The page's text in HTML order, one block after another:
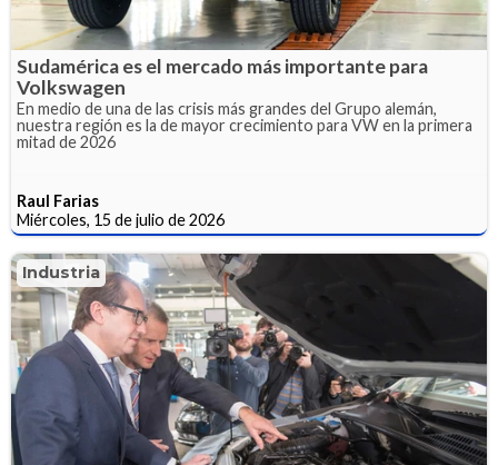
Sudamérica es el mercado más importante para
Volkswagen
En medio de una de las crisis más grandes del Grupo alemán,
nuestra región es la de mayor crecimiento para VW en la primera
mitad de 2026
Raul Farias
Miércoles, 15 de julio de 2026
Industria